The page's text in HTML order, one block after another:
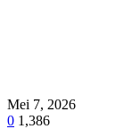
Mei 7, 2026
0 1,386